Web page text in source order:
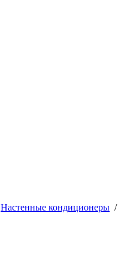
Настенные кондиционеры /